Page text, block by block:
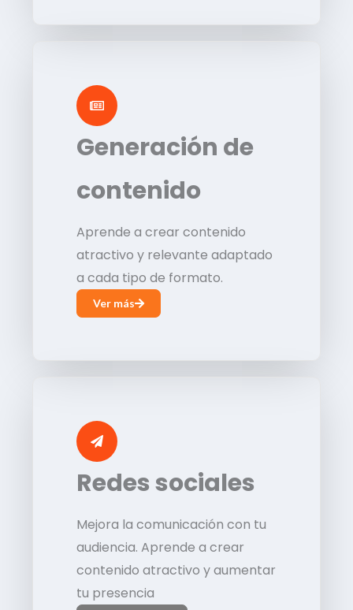
Generación de
contenido
Aprende a crear contenido
atractivo y relevante adaptado
a cada tipo de formato.
Ver más
Redes sociales
Mejora la comunicación con tu
audiencia. Aprende a crear
contenido atractivo y aumentar
tu presencia